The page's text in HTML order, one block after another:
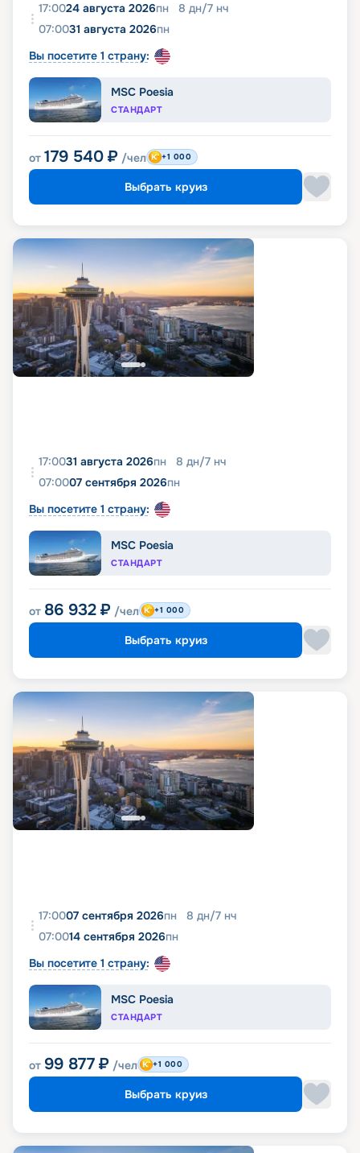
17:0024 августа 2026пн 8 дн/7 нч
07:0031 августа 2026пн
Вы посетите 1 страну:
MSC Poesia
СТАНДАРТ
от 179 540 ₽ /чел +1 000
Выбрать круиз
17:0031 августа 2026пн 8 дн/7 нч
07:0007 сентября 2026пн
Вы посетите 1 страну:
MSC Poesia
СТАНДАРТ
от 86 932 ₽ /чел +1 000
Выбрать круиз
17:0007 сентября 2026пн 8 дн/7 нч
07:0014 сентября 2026пн
Вы посетите 1 страну:
MSC Poesia
СТАНДАРТ
от 99 877 ₽ /чел +1 000
Выбрать круиз